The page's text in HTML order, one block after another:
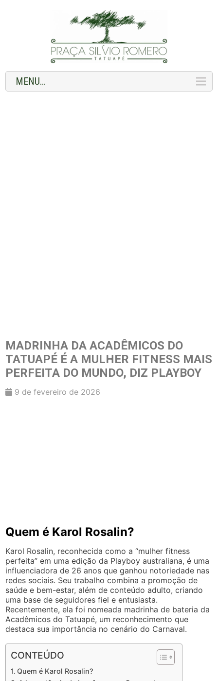
MENU...
MADRINHA DA ACADÊMICOS DO
TATUAPÉ É A MULHER FITNESS MAIS
PERFEITA DO MUNDO, DIZ PLAYBOY
9 de fevereiro de 2026
Quem é Karol Rosalin?
Karol Rosalin, reconhecida como a “mulher fitness
perfeita” em uma edição da Playboy australiana, é uma
influenciadora de 26 anos que ganhou notoriedade nas
redes sociais. Seu trabalho combina a promoção de
saúde e bem-estar, além de conteúdo adulto, criando
uma base de seguidores fiel e entusiasta.
Recentemente, ela foi nomeada madrinha de bateria da
Acadêmicos do Tatuapé, um reconhecimento que
destaca sua importância no cenário do Carnaval.
CONTEÚDO
Quem é Karol Rosalin?